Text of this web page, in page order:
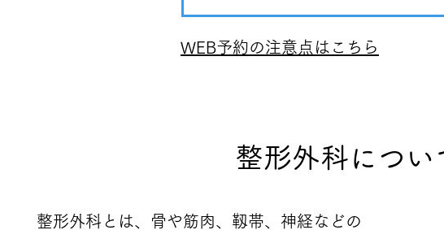
​WEB予約の注意点はこちら
整形外科につい
​ 整形外科とは、骨や筋肉、靱帯、神経などの